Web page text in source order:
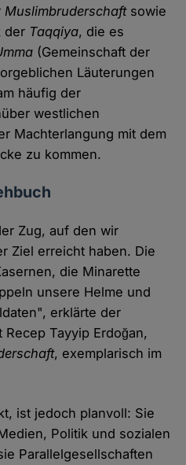
Muslimbruderschaftsowie
der Taqqiya, die es
(Gemeinschaft der
Läuterungen
häufig der
westlichen
Machterlangung mit dem
zu kommen.
Zug, auf den wir
Ziel erreicht haben. Die
die Minarette
unsere Helme und
erklärte der
Tayyip Erdoğan,
, exemplarisch im
ist jedoch planvoll: Sie
Politik und sozialen
Parallelgesellschaften